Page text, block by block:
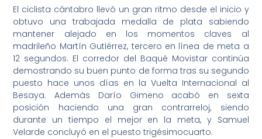
El ciclista cántabro llevó un gran ritmo desde el inicio y
obtuvo una trabajada medalla de plata sabiendo
mantener alejado en los momentos claves al
madrileño Martín Gutiérrez, tercero en línea de meta a
12 segundos. El corredor del Baqué Movistar continúa
demostrando su buen punto de forma tras su segundo
puesto hace unos días en la Vuelta Internacional al
Besaya. Además Darío Gimeno acabó en sexta
posición haciendo una gran contrarreloj, siendo
durante un tiempo el mejor en la meta, y Samuel
Velarde concluyó en el puesto trigésimocuarto.